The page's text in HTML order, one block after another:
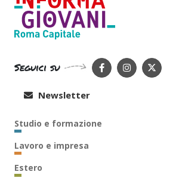
Seguici su
Newsletter
Studio e formazione
Lavoro e impresa
Estero